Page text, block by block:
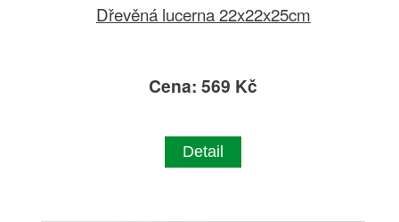
Dřevěná lucerna 22x22x25cm
Cena: 569 Kč
Detail